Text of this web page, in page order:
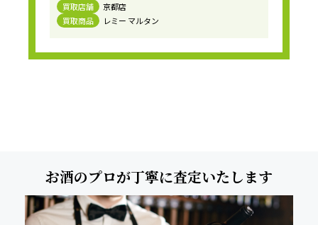
買取店舗
京都店
買取商品
レミー マルタン
お酒のプロが丁寧に査定いたします